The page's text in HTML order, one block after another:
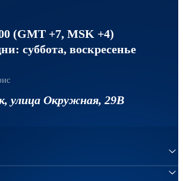
(GMT +7, MSK +4)
суббота, воскресенье
улица Окружная, 29В